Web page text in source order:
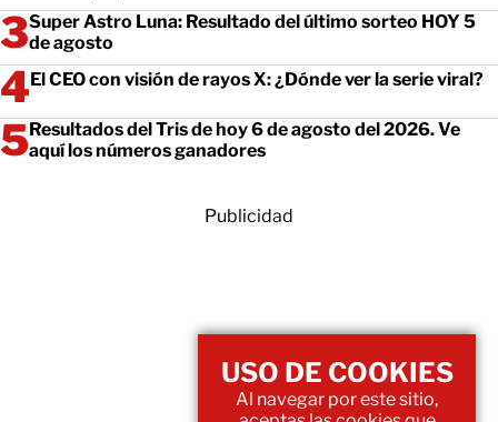
Super Astro Luna: Resultado del último sorteo HOY 5
de agosto
El CEO con visión de rayos X: ¿Dónde ver la serie viral?
Resultados del Tris de hoy 6 de agosto del 2026. Ve
aquí los números ganadores
Publicidad
USO DE COOKIES
Al navegar por este sitio,